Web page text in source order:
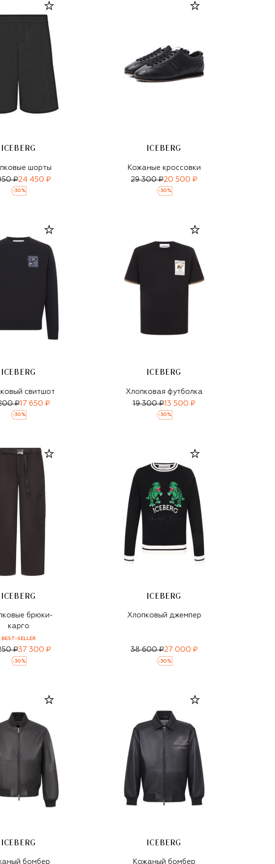
ICEBERG
шорты
₽24 450 ₽
-30 %
ICEBERG
Кожаные кроссовки
29 300 ₽20 500 ₽
-30 %
ICEBERG
свитшот
₽17 650 ₽
-30 %
ICEBERG
Хлопковая футболка
19 300 ₽13 500 ₽
-30 %
ICEBERG
брюки-
карго
BEST-SELLER
₽37 300 ₽
-30 %
ICEBERG
Хлопковый джемпер
38 600 ₽27 000 ₽
-30 %
ICEBERG
бомбер
ICEBERG
Кожаный бомбер